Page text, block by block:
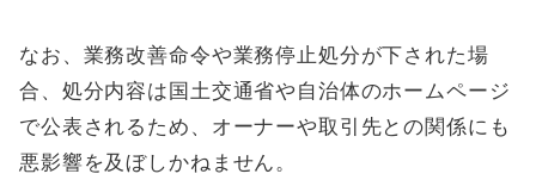
なお、業務改善命令や業務停止処分が下された場
合、処分内容は国土交通省や自治体のホームページ
で公表されるため、オーナーや取引先との関係にも
悪影響を及ぼしかねません。